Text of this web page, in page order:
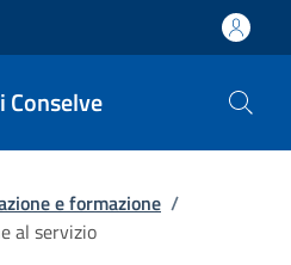
Conselve
e formazione /
al servizio